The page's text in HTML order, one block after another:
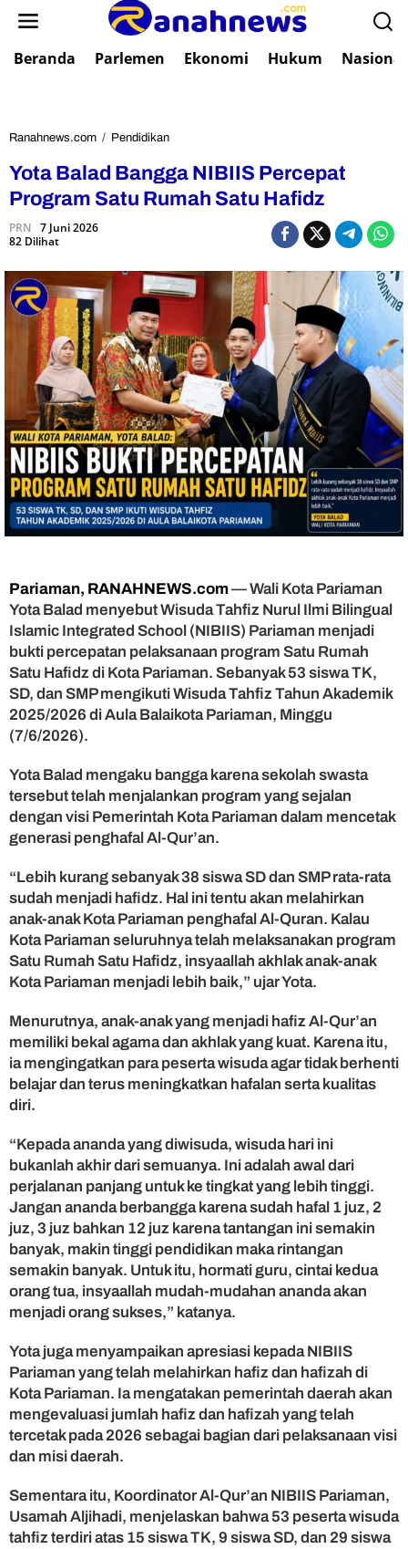
Beranda Parlemen Ekonomi Hukum Nasional
Ranahnews.com / Pendidikan
t
a
d
B
n
g
g
a
N
I
B
I
I
S
P
e
e
p
a
t
P
r
g
m
S
a
t
u
R
u
m
a
h
S
a
H
a
f
i
Yota Balad Bangga NIBIIS Percepat
Program Satu Rumah Satu Hafidz
PRN 7 Juni 2026
82 Dilihat
Pariaman, RANAHNEWS.com— Wali Kota Pariaman
Yota Balad menyebut Wisuda Tahfiz Nurul Ilmi Bilingual
Islamic Integrated School (NIBIIS) Pariaman menjadi
bukti percepatan pelaksanaan program Satu Rumah
Satu Hafidz di Kota Pariaman. Sebanyak 53 siswa TK,
SD, dan SMP mengikuti Wisuda Tahfiz Tahun Akademik
2025/2026 di Aula Balaikota Pariaman, Minggu
(7/6/2026).
Yota Balad mengaku bangga karena sekolah swasta
tersebut telah menjalankan program yang sejalan
dengan visi Pemerintah Kota Pariaman dalam mencetak
generasi penghafal Al-Qur’an.
“Lebih kurang sebanyak 38 siswa SD dan SMP rata-rata
sudah menjadi hafidz. Hal ini tentu akan melahirkan
anak-anak Kota Pariaman penghafal Al-Quran. Kalau
Kota Pariaman seluruhnya telah melaksanakan program
Satu Rumah Satu Hafidz, insyaallah akhlak anak-anak
Kota Pariaman menjadi lebih baik,” ujar Yota.
Menurutnya, anak-anak yang menjadi hafiz Al-Qur’an
memiliki bekal agama dan akhlak yang kuat. Karena itu,
ia mengingatkan para peserta wisuda agar tidak berhenti
belajar dan terus meningkatkan hafalan serta kualitas
diri.
“Kepada ananda yang diwisuda, wisuda hari ini
bukanlah akhir dari semuanya. Ini adalah awal dari
perjalanan panjang untuk ke tingkat yang lebih tinggi.
Jangan ananda berbangga karena sudah hafal 1 juz, 2
juz, 3 juz bahkan 12 juz karena tantangan ini semakin
banyak, makin tinggi pendidikan maka rintangan
semakin banyak. Untuk itu, hormati guru, cintai kedua
orang tua, insyaallah mudah-mudahan ananda akan
menjadi orang sukses,” katanya.
Yota juga menyampaikan apresiasi kepada NIBIIS
Pariaman yang telah melahirkan hafiz dan hafizah di
Kota Pariaman. Ia mengatakan pemerintah daerah akan
mengevaluasi jumlah hafiz dan hafizah yang telah
tercetak pada 2026 sebagai bagian dari pelaksanaan visi
dan misi daerah.
Sementara itu, Koordinator Al-Qur’an NIBIIS Pariaman,
Usamah Aljihadi, menjelaskan bahwa 53 peserta wisuda
tahfiz terdiri atas 15 siswa TK, 9 siswa SD, dan 29 siswa